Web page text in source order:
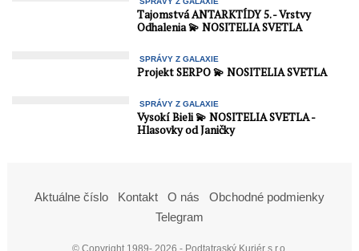
Tajomstvá ANTARKTÍDY 5. - Vrstvy
Odhalenia 💫 NOSITELIA SVETLA
SPRÁVY Z GALAXIE
Projekt SERPO 💫 NOSITELIA SVETLA
SPRÁVY Z GALAXIE
Vysokí Bieli 💫 NOSITELIA SVETLA -
Hlasovky od Janičky
Aktuálne číslo Kontakt O nás
Obchodné podmienky
Telegram